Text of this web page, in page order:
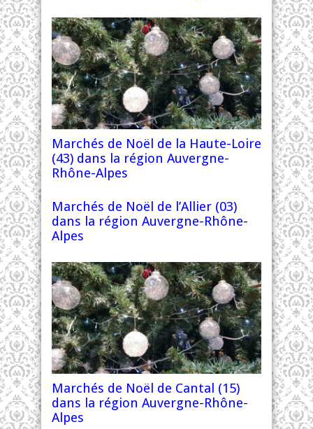
Marchés de Noël de la Haute-Loire
(43) dans la région Auvergne-
Rhône-Alpes
Marchés de Noël de l’Allier (03)
dans la région Auvergne-Rhône-
Alpes
Marchés de Noël de Cantal (15)
dans la région Auvergne-Rhône-
Alpes